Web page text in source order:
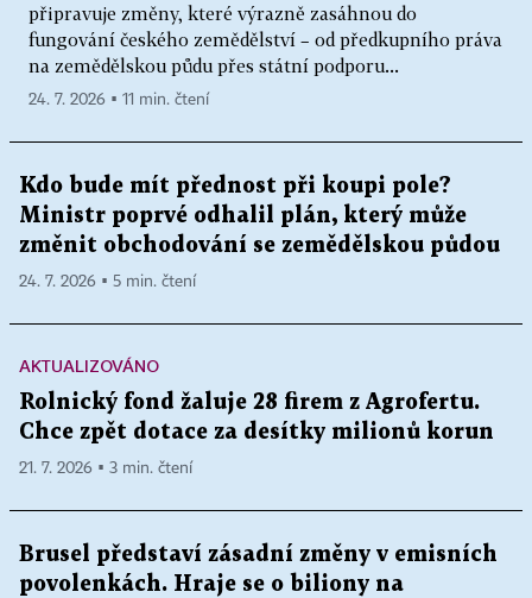
připravuje změny, které výrazně zasáhnou do
fungování českého zemědělství – od předkupního práva
na zemědělskou půdu přes státní podporu...
24. 7. 2026 ▪ 11 min. čtení
Kdo bude mít přednost při koupi pole?
Ministr poprvé odhalil plán, který může
změnit obchodování se zemědělskou půdou
24. 7. 2026 ▪ 5 min. čtení
AKTUALIZOVÁNO
Rolnický fond žaluje 28 firem z Agrofertu.
Chce zpět dotace za desítky milionů korun
21. 7. 2026 ▪ 3 min. čtení
Brusel představí zásadní změny v emisních
povolenkách. Hraje se o biliony na